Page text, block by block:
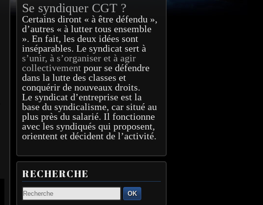
Se syndiquer CGT ?
Certains diront « à être défendu »,
d’autres « à lutter tous ensemble
». En fait, les deux idées sont
inséparables. Le syndicat sert à
s’unir, à s’organiser et à agir
collectivement pour se défendre
dans la lutte des classes et
conquérir de nouveaux droits.
Le syndicat d’entreprise est la
base du syndicalisme, car situé au
plus près du salarié. Il fonctionne
avec les syndiqués qui proposent,
orientent et décident de l’activité.
RECHERCHE
OK